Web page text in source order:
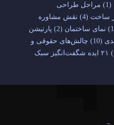
(1)
مراحل طراحی
ساخت (4)
نقش مشاوره
نمای ساختمان (2)
پارتیشن
(10)
چالش‌های حقوقی و
۲۱ ایده شگفت‌انگیز سبک